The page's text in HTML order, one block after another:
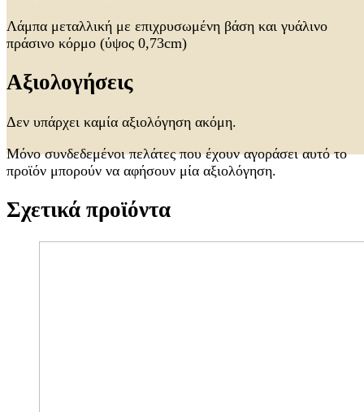
Λάμπα μεταλλική με επιχρυσωμένη βάση και γυάλινο
πράσινο κόρμο (ύψος 0,73cm)
Αξιολογήσεις
Δεν υπάρχει καμία αξιολόγηση ακόμη.
Μόνο συνδεδεμένοι πελάτες που έχουν αγοράσει αυτό το
προϊόν μπορούν να αφήσουν μία αξιολόγηση.
Σχετικά προϊόντα